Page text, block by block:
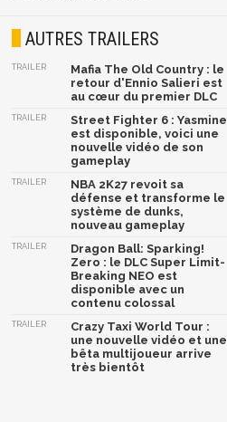
AUTRES TRAILERS
TRAILER
Mafia The Old Country : le
retour d'Ennio Salieri est
au cœur du premier DLC
TRAILER
Street Fighter 6 : Yasmine
est disponible, voici une
nouvelle vidéo de son
gameplay
TRAILER
NBA 2K27 revoit sa
défense et transforme le
système de dunks,
nouveau gameplay
TRAILER
Dragon Ball: Sparking!
Zero : le DLC Super Limit-
Breaking NEO est
disponible avec un
contenu colossal
TRAILER
Crazy Taxi World Tour :
une nouvelle vidéo et une
bêta multijoueur arrive
très bientôt